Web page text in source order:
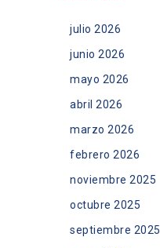
julio 2026
junio 2026
mayo 2026
abril 2026
marzo 2026
febrero 2026
noviembre 2025
octubre 2025
septiembre 2025